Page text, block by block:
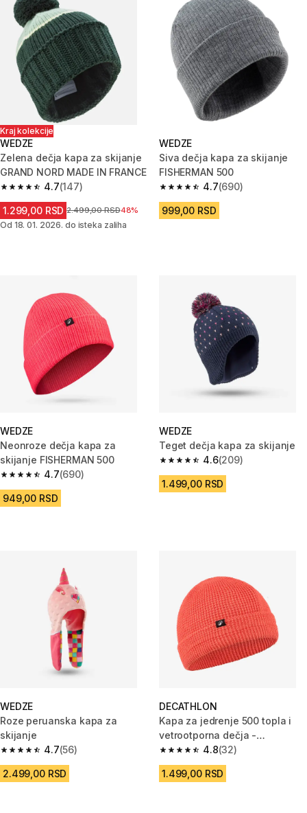
Kraj kolekcije
WEDZE
Zelena dečja kapa za skijanje
GRAND NORD MADE IN FRANCE
4.7
4.7 od 5 zvezdica from 147 Recenzije
(147)
1.299,00 RSD Cena pre sniženja
2.499,00 RSD48%
Od 18. 01. 2026. do isteka zaliha
WEDZE
Siva dečja kapa za skijanje
FISHERMAN 500
4.7
4.7 od 5 zvezdica from 690
(690)
999,00 RSD
WEDZE
Neonroze dečja kapa za
skijanje FISHERMAN 500
4.7
4.7 od 5 zvezdica from 690 Recenzije
(690)
949,00 RSD
WEDZE
Teget dečja kapa za skijanje
4.6
4.6 od 5 zvezdica from 209
(209)
1.499,00 RSD
WEDZE
Roze peruanska kapa za
skijanje
4.7
4.7 od 5 zvezdica from 56 Recenzije
(56)
2.499,00 RSD
DECATHLON
Kapa za jedrenje 500 topla i
vetrootporna dečja -
narandžasta
4.8
4.8 od 5 zvezdica from 32
(32)
1.499,00 RSD